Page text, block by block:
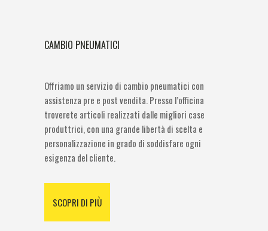
CAMBIO PNEUMATICI
Offriamo un servizio di cambio pneumatici con
assistenza pre e post vendita. Presso l’officina
troverete articoli realizzati dalle migliori case
produttrici, con una grande libertà di scelta e
personalizzazione in grado di soddisfare ogni
esigenza del cliente.
SCOPRI DI PIÙ